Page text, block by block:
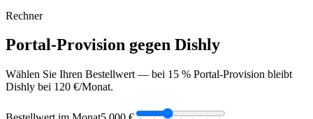
Rechner
Portal-Provision gegen Dishly
Wählen Sie Ihren Bestellwert — bei 15 % Portal-Provision bleibt
Dishly bei 120 €/Monat.